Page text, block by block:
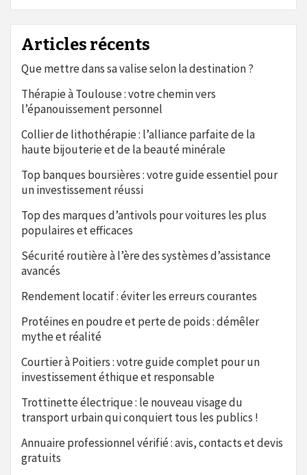
Articles récents
Que mettre dans sa valise selon la destination ?
Thérapie à Toulouse : votre chemin vers
l’épanouissement personnel
Collier de lithothérapie : l’alliance parfaite de la
haute bijouterie et de la beauté minérale
Top banques boursières : votre guide essentiel pour
un investissement réussi
Top des marques d’antivols pour voitures les plus
populaires et efficaces
Sécurité routière à l’ère des systèmes d’assistance
avancés
Rendement locatif : éviter les erreurs courantes
Protéines en poudre et perte de poids : démêler
mythe et réalité
Courtier à Poitiers : votre guide complet pour un
investissement éthique et responsable
Trottinette électrique : le nouveau visage du
transport urbain qui conquiert tous les publics !
Annuaire professionnel vérifié : avis, contacts et devis
gratuits